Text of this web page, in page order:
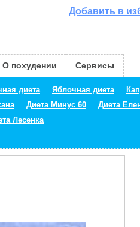
Добавить в
диета Яблочная диета
Диета Минус 60
Диета
Лесенка
О похудении Сервисы